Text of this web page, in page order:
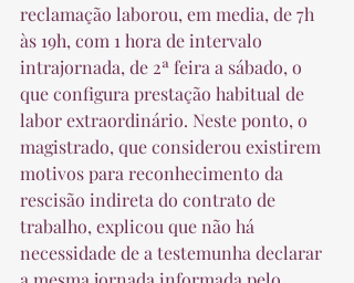
reclamação laborou, em media, de 7h
às 19h, com 1 hora de intervalo
intrajornada, de 2ª feira a sábado, o
que configura prestação habitual de
labor extraordinário. Neste ponto, o
magistrado, que considerou existirem
motivos para reconhecimento da
rescisão indireta do contrato de
trabalho, explicou que não há
necessidade de a testemunha declarar